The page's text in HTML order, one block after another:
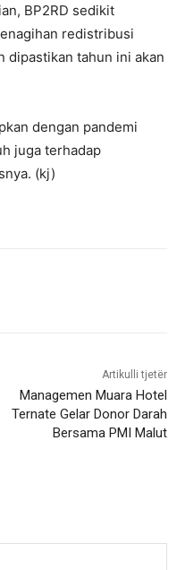
BP2RD sedikit
redistribusi
dipastikan tahun ini akan
dengan pandemi
juga terhadap
(kj)
Artikulli tjetër
Managemen Muara Hotel
Ternate Gelar Donor Darah
Bersama PMI Malut